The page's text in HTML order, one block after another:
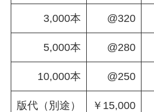
3,000本 @320
5,000本 @280
10,000本 @250
版代（別途） ￥15,000